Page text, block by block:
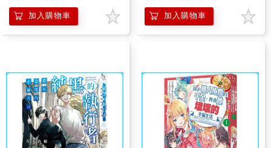
加入購物車 加入購物車